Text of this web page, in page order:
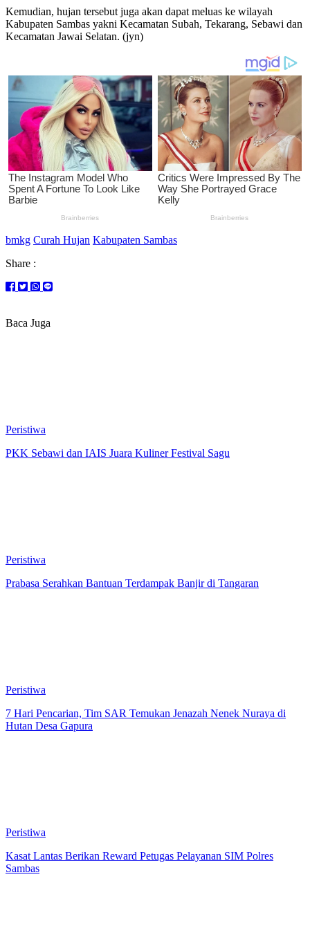
Kemudian, hujan tersebut juga akan dapat meluas ke wilayah
Kabupaten Sambas yakni Kecamatan Subah, Tekarang, Sebawi dan
Kecamatan Jawai Selatan. (jyn)
bmkg Curah Hujan Kabupaten Sambas
Share :
Baca Juga
Peristiwa
PKK Sebawi dan IAIS Juara Kuliner Festival Sagu
Peristiwa
Prabasa Serahkan Bantuan Terdampak Banjir di Tangaran
Peristiwa
7 Hari Pencarian, Tim SAR Temukan Jenazah Nenek Nuraya di
Hutan Desa Gapura
Peristiwa
Kasat Lantas Berikan Reward Petugas Pelayanan SIM Polres
Sambas